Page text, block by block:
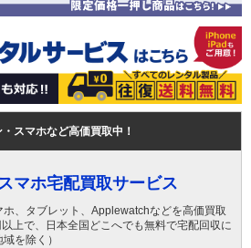
スマホなど高価買取中！
マホ宅配買取サービス
、タブレット、Applewatchなどを高価買取
上で、日本全国どこへでも無料で宅配回収に
を除く）